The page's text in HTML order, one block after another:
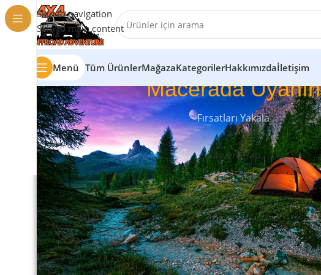
Skip to navigation
Skip to main content
Menü Tüm ÜrünlerMağazaKategorilerHakkımızdaİletişim
Macerada Uyanın
Fırsatları Yakala
Alışveriş Yap